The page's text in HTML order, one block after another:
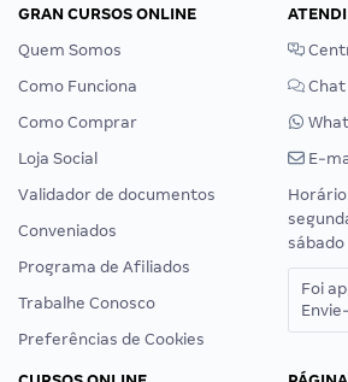
GRAN CURSOS ONLINE
Quem Somos
Como Funciona
Como Comprar
Loja Social
Validador de documentos
Conveniados
Programa de Afiliados
Trabalhe Conosco
Preferências de Cookies
Chat
E-
sábado
Foi